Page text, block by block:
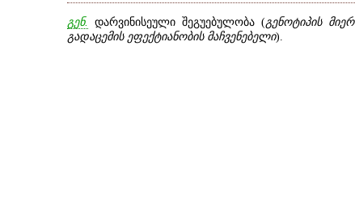
გენ. დარვინისეული შეგუებულობა (გენოტიპის მიერ
გადაცემის ეფექტიანობის მაჩვენებელი).